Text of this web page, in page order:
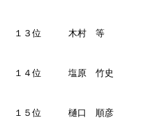
１３位 木村 等
１４位 塩原 竹史
１５位 樋口 順彦